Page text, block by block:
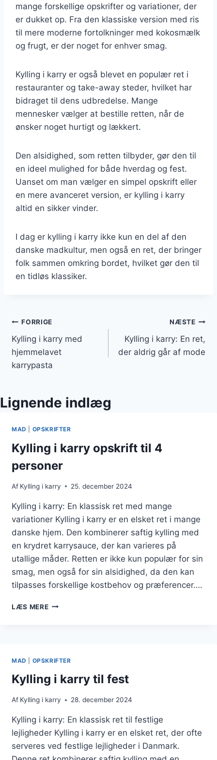
mange forskellige opskrifter og variationer, der
er dukket op. Fra den klassiske version med ris
til mere moderne fortolkninger med kokosmælk
og frugt, er der noget for enhver smag.
Kylling i karry er også blevet en populær ret i
restauranter og take-away steder, hvilket har
bidraget til dens udbredelse. Mange
mennesker vælger at bestille retten, når de
ønsker noget hurtigt og lækkert.
Den alsidighed, som retten tilbyder, gør den til
en ideel mulighed for både hverdag og fest.
Uanset om man vælger en simpel opskrift eller
en mere avanceret version, er kylling i karry
altid en sikker vinder.
I dag er kylling i karry ikke kun en del af den
danske madkultur, men også en ret, der bringer
folk sammen omkring bordet, hvilket gør den til
en tidløs klassiker.
Indlægsnavigation
FORRIGE
Kylling i karry med
hjemmelavet
karrypasta
NÆSTE
Kylling i karry: En ret,
der aldrig går af mode
Lignende indlæg
MAD OPSKRIFTER
Kylling i karry opskrift til 4
personer
Af Kylling i karry 25. december 2024
Kylling i karry: En klassisk ret med mange
variationer Kylling i karry er en elsket ret i mange
danske hjem. Den kombinerer saftig kylling med
en krydret karrysauce, der kan varieres på
utallige måder. Retten er ikke kun populær for sin
smag, men også for sin alsidighed, da den kan
tilpasses forskellige kostbehov og præferencer….
LÆS MEREKYLLING
PERSONER
MAD OPSKRIFTER
Kylling i karry til fest
Af Kylling i karry 28. december 2024
Kylling i karry: En klassisk ret til festlige
lejligheder Kylling i karry er en elsket ret, der ofte
serveres ved festlige lejligheder i Danmark.